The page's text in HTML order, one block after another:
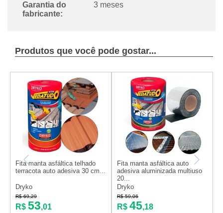
Garantia do
fabricante:
3 meses
Produtos que você pode gostar...
Fita manta asfáltica telhado
terracota auto adesiva 30 cm...
Dryko
R$ 69,29
R$ 53,01
Fita manta asfáltica auto
adesiva aluminizada multiuso
20...
Dryko
R$ 59,06
R$ 45,18